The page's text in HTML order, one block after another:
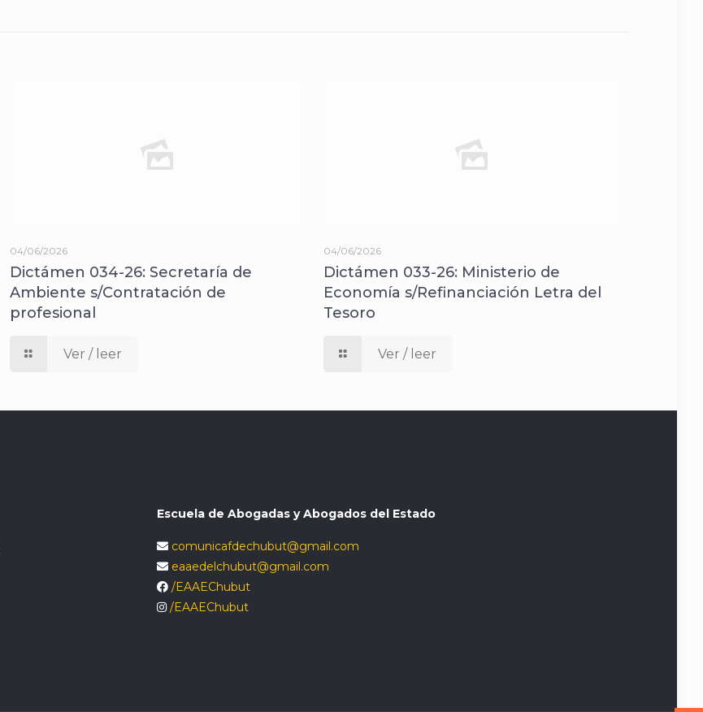
04/06/2026
Dictámen 034-26: Secretaría de
Ambiente s/Contratación de
profesional
Ver / leer
04/06/2026
Dictámen 033-26: Ministerio de
Economía s/Refinanciación Letra del
Tesoro
Ver / leer
Escuela de Abogadas y Abogados del Estado
comunicafdechubut@gmail.com
eaaedelchubut@gmail.com
/EAAEChubut
/EAAEChubut